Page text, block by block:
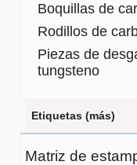
Boquillas de
Rodillos de
Piezas de
tungsteno
Etiquetas (más)
Matriz de